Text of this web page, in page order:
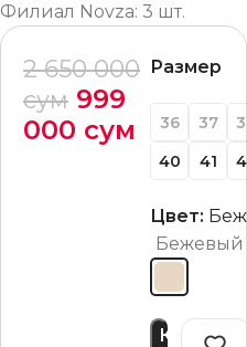
Филиал Novza: 3 шт.
2 650 000
сум 999
000 сум
Размер
36 37
40
41
Цвет:
Бежевый
Купить